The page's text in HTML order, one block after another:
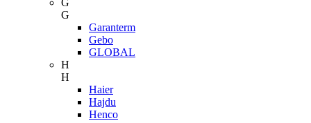
G
G
Garanterm
Gebo
GLOBAL
H
H
Haier
Hajdu
Henco